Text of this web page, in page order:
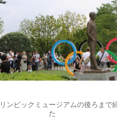
ンピックミュージアムの後ろまで
た